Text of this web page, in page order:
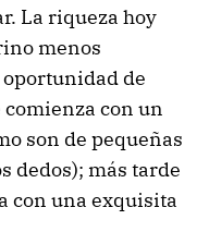
La riqueza hoy
menos
de
con un
son de pequeñas
dedos); más tarde
con una exquisita